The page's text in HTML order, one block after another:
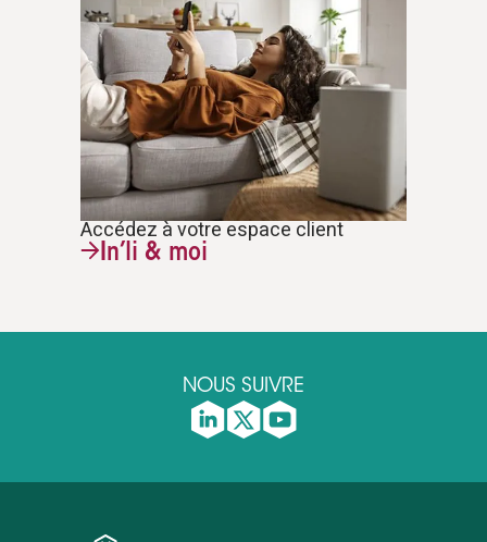
Accédez à votre espace client
In’li & moi
NOUS SUIVRE